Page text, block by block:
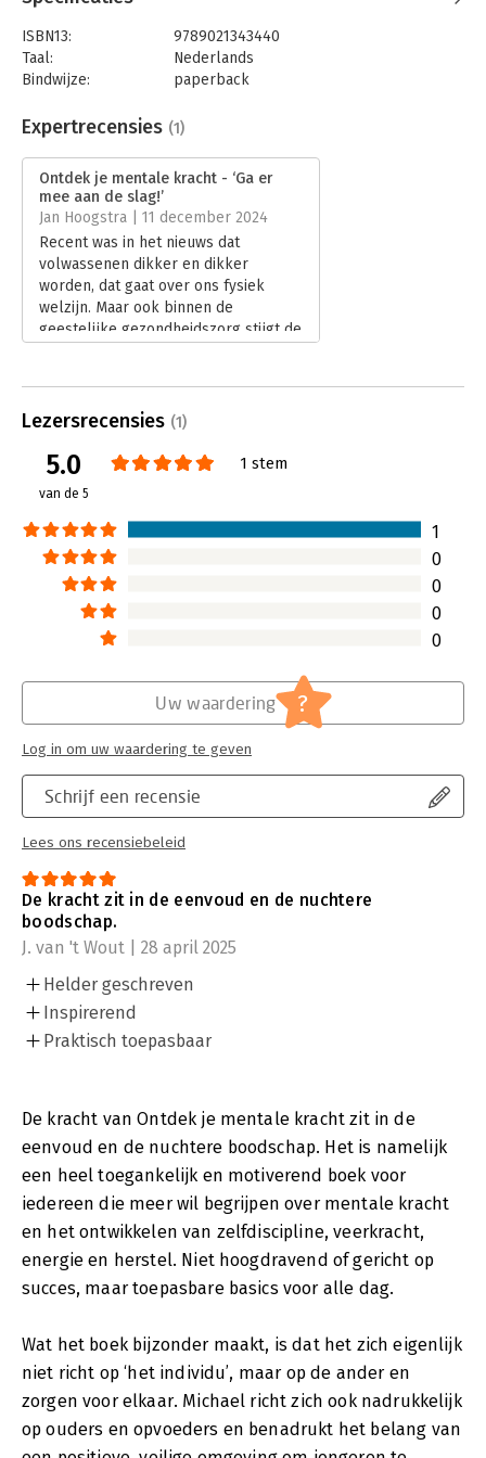
ISBN13:
9789021343440
Taal:
Nederlands
Bindwijze:
paperback
Uitgever:
Alfabet uitgevers
Verschijningsdatum:
8-10-2024
Hoofdrubriek: Persoonlijke effectiviteit
Expertrecensies (1)
Ontdek je mentale kracht - ‘Ga er
mee aan de slag!’
Jan Hoogstra | 11 december 2024
Recent was in het nieuws dat
volwassenen dikker en dikker
worden, dat gaat over ons fysiek
welzijn. Maar ook binnen de
geestelijke gezondheidszorg stijgt de
vergroten zou al een ontlasting van
Kortekaas zet in ‘Ontdek je mentale
een rijtje.
Lees verder
Lezersrecensies (1)
5.0
van de 5
1 stem
1
0
0
0
0
Schrijf een recensie
Lees ons recensiebeleid
Uw waardering ?
Log in om uw waardering te geven
De kracht zit in de eenvoud en de nuchtere
boodschap.
J. van 't Wout | 28 april 2025
Helder geschreven
Inspirerend
Praktisch toepasbaar
De kracht van Ontdek je mentale kracht zit in de
eenvoud en de nuchtere boodschap. Het is namelijk
een heel toegankelijk en motiverend boek voor
iedereen die meer wil begrijpen over mentale kracht
en het ontwikkelen van zelfdiscipline, veerkracht,
energie en herstel. Niet hoogdravend of gericht op
succes, maar toepasbare basics voor alle dag.
Wat het boek bijzonder maakt, is dat het zich eigenlijk
niet richt op ‘het individu’, maar op de ander en
zorgen voor elkaar. Michael richt zich ook nadrukkelijk
op ouders en opvoeders en benadrukt het belang van